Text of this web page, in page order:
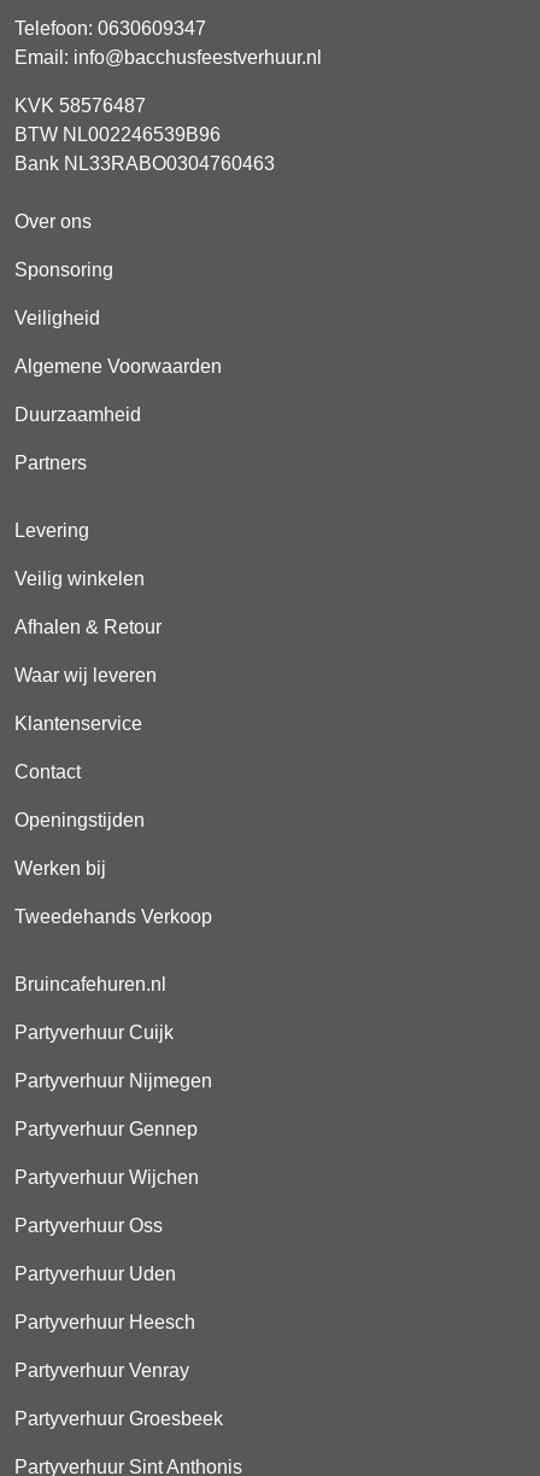
Telefoon: 0630609347
Email: info@bacchusfeestverhuur.nl
KVK 58576487
BTW NL002246539B96
Bank NL33RABO0304760463
Over ons
Sponsoring
Veiligheid
Algemene Voorwaarden
Duurzaamheid
Partners
Levering
Veilig winkelen
Afhalen & Retour
Waar wij leveren
Klantenservice
Contact
Openingstijden
Werken bij
Tweedehands Verkoop
Bruincafehuren.nl
Partyverhuur Cuijk
Partyverhuur Nijmegen
Partyverhuur Gennep
Partyverhuur Wijchen
Partyverhuur Oss
Partyverhuur Uden
Partyverhuur Heesch
Partyverhuur Venray
Partyverhuur Groesbeek
Partyverhuur Sint Anthonis